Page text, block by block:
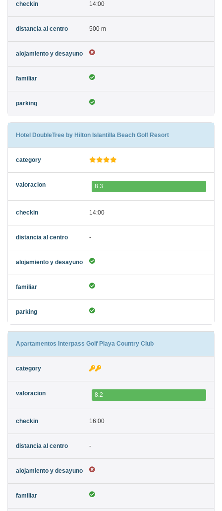
14:00
500 m
Hotel DoubleTree by Hilton Islantilla Beach Golf Resort
8.3
14:00
-
Apartamentos Interpass Golf Playa Country Club
8.2
16:00
-